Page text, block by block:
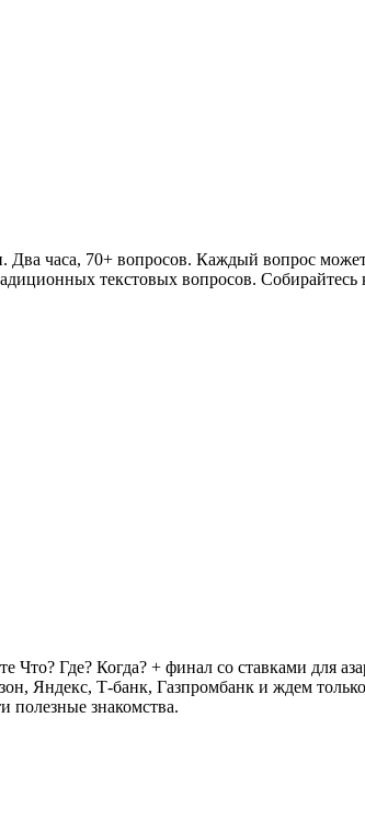
часа, 70+ вопросов. Каждый вопрос
текстовых вопросов.
Где? Когда? + финал со ставками для
Яндекс, Т-банк, Газпромбанк и ждем
полезные знакомства.